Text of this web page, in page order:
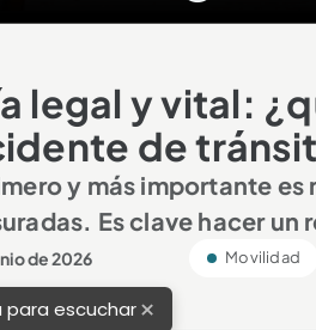
legal y vital:
de
y más importante
Es clave hacer un
de 2026 Movilidad
para escuchar×